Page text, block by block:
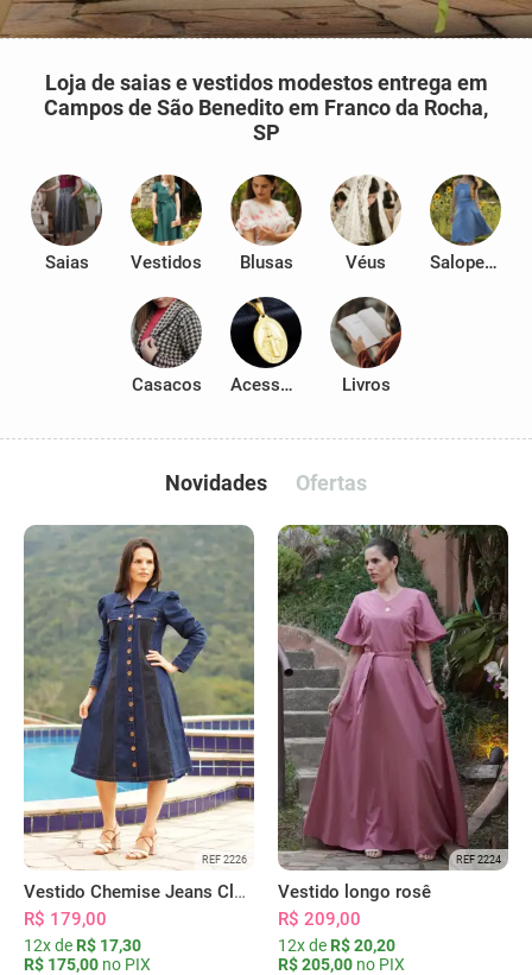
Loja de saias e vestidos modestos entrega em
Campos de São Benedito em Franco da Rocha,
SP
Saias Vestidos Blusas Véus Salopetes
Casacos Acessórios Livros
Novidades Ofertas
REF 2226
Vestido Chemise Jeans Clássica Serena
R$ 179,00
12x de R$ 17,30
R$ 175,00 no PIX
REF 2224
Vestido longo rosê
R$ 209,00
12x de R$ 20,20
R$ 205,00 no PIX